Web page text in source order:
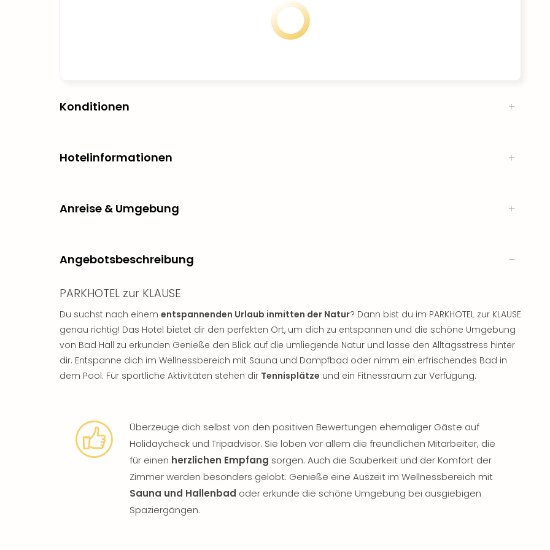
Konditionen
Hotelinformationen
Anreise & Umgebung
Angebotsbeschreibung
PARKHOTEL zur KLAUSE
Du suchst nach einem entspannenden Urlaub inmitten der Natur? Dann bist du im PARKHOTEL zur KLAUSE
genau richtig! Das Hotel bietet dir den perfekten Ort, um dich zu entspannen und die schöne Umgebung
von Bad Hall zu erkunden Genieße den Blick auf die umliegende Natur und lasse den Alltagsstress hinter
dir. Entspanne dich im Wellnessbereich mit Sauna und Dampfbad oder nimm ein erfrischendes Bad in
dem Pool. Für sportliche Aktivitäten stehen dir Tennisplätze und ein Fitnessraum zur Verfügung.
Überzeuge dich selbst von den positiven Bewertungen ehemaliger Gäste auf
Holidaycheck und Tripadvisor. Sie loben vor allem die freundlichen Mitarbeiter, die
für einen herzlichen Empfang sorgen. Auch die Sauberkeit und der Komfort der
Zimmer werden besonders gelobt. Genieße eine Auszeit im Wellnessbereich mit
Sauna und Hallenbad oder erkunde die schöne Umgebung bei ausgiebigen
Spaziergängen.